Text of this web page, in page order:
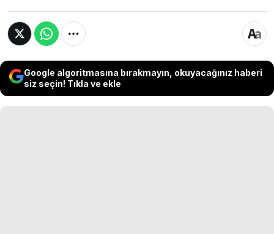
Google algoritmasına bırakmayın, okuyacağınız haberi
siz seçin! Tıkla ve ekle